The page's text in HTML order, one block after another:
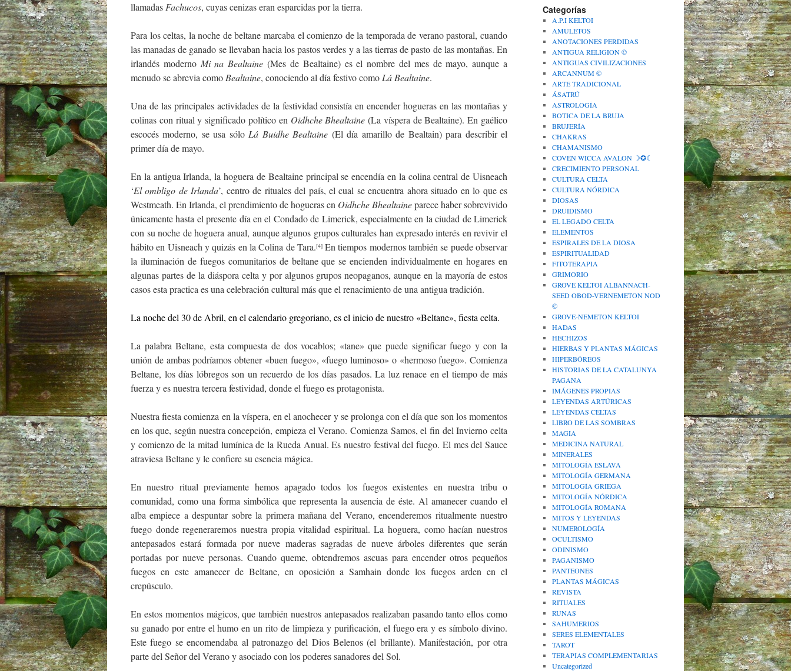
llamadas Fachucos, cuyas cenizas eran esparcidas por la tierra.
Para los celtas, la noche de beltane marcaba el comienzo de la temporada de verano pastoral, cuando
las manadas de ganado se llevaban hacia los pastos verdes y a las tierras de pasto de las montañas. En
irlandés moderno Mi na Bealtaine (Mes de Bealtaine) es el nombre del mes de mayo, aunque a
menudo se abrevia como Bealtaine, conociendo al día festivo como Lá Bealtaine.
Una de las principales actividades de la festividad consistía en encender hogueras en las montañas y
colinas con ritual y significado político en Oidhche Bhealtaine (La víspera de Bealtaine). En gaélico
escocés moderno, se usa sólo Lá Buidhe Bealtaine (El día amarillo de Bealtain) para describir el
primer día de mayo.
En la antigua Irlanda, la hoguera de Bealtaine principal se encendía en la colina central de Uisneach
‘El ombligo de Irlanda’, centro de rituales del país, el cual se encuentra ahora situado en lo que es
Westmeath. En Irlanda, el prendimiento de hogueras en Oidhche Bhealtaineparece haber sobrevivido
únicamente hasta el presente día en el Condado de Limerick, especialmente en la ciudad de Limerick
con su noche de hoguera anual, aunque algunos grupos culturales han expresado interés en revivir el
hábito en Uisneach y quizás en la Colina de Tara.[4]En tiempos modernos también se puede observar
la iluminación de fuegos comunitarios de beltane que se encienden individualmente en hogares en
algunas partes de la diáspora celta y por algunos grupos neopaganos, aunque en la mayoría de estos
casos esta practica es una celebración cultural más que el renacimiento de una antigua tradición.
La noche del 30 de Abril, en el calendario gregoriano, es el inicio de nuestro «Beltane», fiesta celta.
La palabra Beltane, esta compuesta de dos vocablos; «tane» que puede significar fuego y con la
unión de ambas podríamos obtener «buen fuego», «fuego luminoso» o «hermoso fuego». Comienza
Beltane, los días lóbregos son un recuerdo de los días pasados. La luz renace en el tiempo de más
fuerza y es nuestra tercera festividad, donde el fuego es protagonista.
Nuestra fiesta comienza en la víspera, en el anochecer y se prolonga con el día que son los momentos
en los que, según nuestra concepción, empieza el Verano. Comienza Samos, el fin del Invierno celta
y comienzo de la mitad lumínica de la Rueda Anual. Es nuestro festival del fuego. El mes del Sauce
atraviesa Beltane y le confiere su esencia mágica.
En nuestro ritual previamente hemos apagado todos los fuegos existentes en nuestra tribu o
comunidad, como una forma simbólica que representa la ausencia de éste. Al amanecer cuando el
alba empiece a despuntar sobre la primera mañana del Verano, encenderemos ritualmente nuestro
fuego donde regeneraremos nuestra propia vitalidad espiritual. La hoguera, como hacían nuestros
antepasados estará formada por nueve maderas sagradas de nueve árboles diferentes que serán
portadas por nueve personas. Cuando queme, obtendremos ascuas para encender otros pequeños
fuegos en este amanecer de Beltane, en oposición a Samhain donde los fuegos arden en el
crepúsculo.
En estos momentos mágicos, que también nuestros antepasados realizaban pasando tanto ellos como
su ganado por entre el humo en un rito de limpieza y purificación, el fuego era y es símbolo divino.
Este fuego se encomendaba al patronazgo del Dios Belenos (el brillante). Manifestación, por otra
parte del Señor del Verano y asociado con los poderes sanadores del Sol.
Categorías
A.P.I KELTOI
AMULETOS
ANOTACIONES PERDIDAS
ANTIGUA RELIGION ©
ANTIGUAS CIVILIZACIONES
ARCANNUM ©
ARTE TRADICIONAL
ÁSATRÚ
ASTROLOGÍA
BOTICA DE LA BRUJA
BRUJERÍA
CHAKRAS
CHAMANISMO
COVEN WICCA AVALON ☽✪☾
CRECIMIENTO PERSONAL
CULTURA CELTA
CULTURA NÓRDICA
DIOSAS
DRUIDISMO
EL LEGADO CELTA
ELEMENTOS
ESPIRALES DE LA DIOSA
ESPIRITUALIDAD
FITOTERAPIA
GRIMORIO
GROVE KELTOI ALBANNACH-
SEED OBOD-VERNEMETON NOD
©
GROVE-NEMETON KELTOI
HADAS
HECHIZOS
HIERBAS Y PLANTAS MÁGICAS
HIPERBÓREOS
HISTORIAS DE LA CATALUNYA
PAGANA
IMÁGENES PROPIAS
LEYENDAS ARTÚRICAS
LEYENDAS CELTAS
LIBRO DE LAS SOMBRAS
MAGIA
MEDICINA NATURAL
MINERALES
MITOLOGÍA ESLAVA
MITOLOGÍA GERMANA
MITOLOGÍA GRIEGA
MITOLOGÍA NÓRDICA
MITOLOGÍA ROMANA
MITOS Y LEYENDAS
NUMEROLOGÍA
OCULTISMO
ODINISMO
PAGANISMO
PANTEONES
PLANTAS MÁGICAS
REVISTA
RITUALES
RUNAS
SAHUMERIOS
SERES ELEMENTALES
TAROT
TERAPIAS COMPLEMENTARIAS
Uncategorized